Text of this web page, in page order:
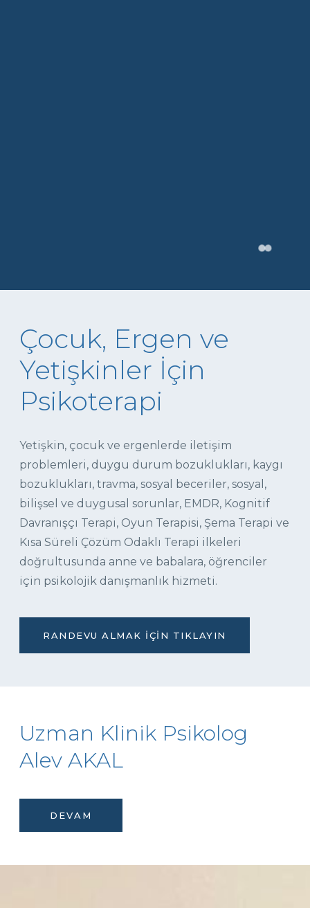
Çocuk, Ergen ve
Yetişkinler İçin
Psikoterapi
Yetişkin, çocuk ve ergenlerde iletişim
problemleri, duygu durum bozuklukları, kaygı
bozuklukları, travma, sosyal beceriler, sosyal,
bilişsel ve duygusal sorunlar, EMDR, Kognitif
Davranışçı Terapi, Oyun Terapisi, Şema Terapi ve
Kısa Süreli Çözüm Odaklı Terapi ilkeleri
doğrultusunda anne ve babalara, öğrenciler
için psikolojik danışmanlık hizmeti.
RANDEVU ALMAK İÇIN TIKLAYIN
Uzman Klinik Psikolog
Alev AKAL
DEVAM